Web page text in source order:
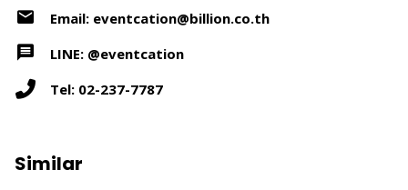
Email: eventcation@billion.co.th
LINE: @eventcation
Tel: 02-237-7787
Similar